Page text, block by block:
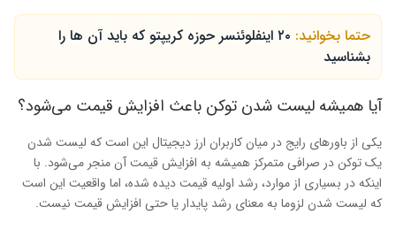
حتما بخوانید:
۲۰ اینفلوئنسر حوزه کریپتو که باید آن ها را
بشناسید
آیا همیشه لیست شدن توکن باعث افزایش قیمت می‌شود؟
یکی از باورهای رایج در میان کاربران ارز دیجیتال این است که لیست شدن
یک توکن در صرافی متمرکز همیشه به افزایش قیمت آن منجر می‌شود. با
اینکه در بسیاری از موارد، رشد اولیه قیمت دیده شده، اما واقعیت این است
که لیست شدن لزوما به معنای رشد پایدار یا حتی افزایش قیمت نیست.